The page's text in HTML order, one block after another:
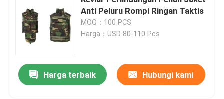
Anti Peluru Rompi Ringan Taktis
MOQ：100 PCS
Harga：USD 80-110 Pcs
Harga terbaik Hubungi kami